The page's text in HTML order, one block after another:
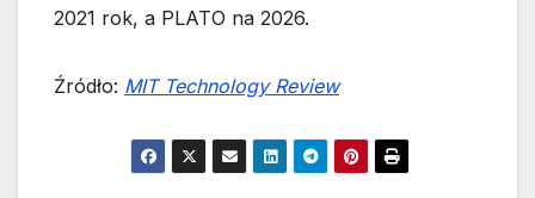
2021 rok, a PLATO na 2026.
Źródło: MIT Technology Review